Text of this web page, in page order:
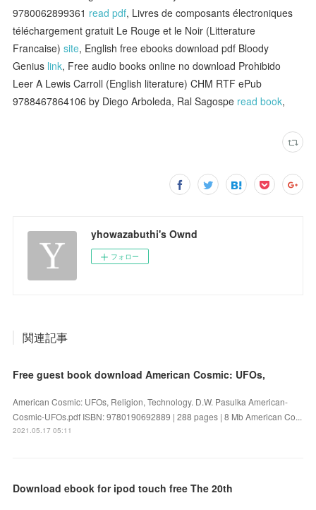
9780062899361 read pdf, Livres de composants électroniques
téléchargement gratuit Le Rouge et le Noir (Litterature
Francaise)site, English free ebooks download pdf Bloody
Genius link, Free audio books online no download Prohibido
Leer A Lewis Carroll (English literature) CHM RTF ePub
9788467864106 by Diego Arboleda, Ral Sagospe read book,
yhowazabuthi's Ownd
フォロー
関連記事
Free guest book download American Cosmic: UFOs,
American Cosmic: UFOs, Religion, Technology. D.W. Pasulka American-
Cosmic-UFOs.pdf ISBN: 9780190692889 | 288 pages | 8 Mb American Co...
2021.05.17 05:11
Download ebook for ipod touch free The 20th